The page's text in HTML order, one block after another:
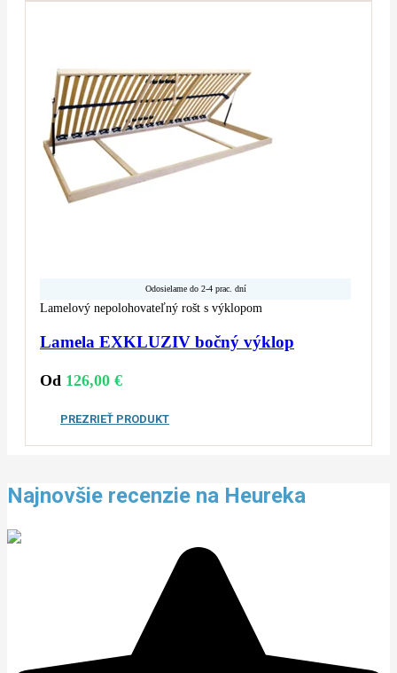
Odosielame do 2-4 prac. dní
Lamelový nepolohovateľný rošt s výklopom
Lamela EXKLUZIV bočný výklop
Od 126,00 €
PREZRIEŤ PRODUKT
Najnovšie recenzie na Heureka